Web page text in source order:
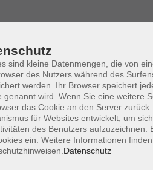
Ausländern
sind kleine Datenmengen, die von
des Nutzers während des
werden. Ihr Browser speichert
genannt wird. Wenn Sie eine weitere
das Cookie an den Server
für Websites entwickelt, um
des Benutzers aufzuzeichnen.
ein. Weitere Informationen
Datenschutz